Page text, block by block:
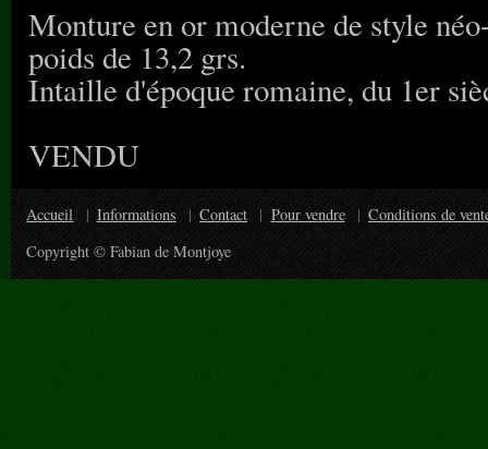
Monture en or moderne de style
poids de 13,2 grs.
Intaille d'époque romaine, du 1er
VENDU
Accueil Informations Contact Pour vendre
Conditions de
Copyright © Fabian de Montjoye